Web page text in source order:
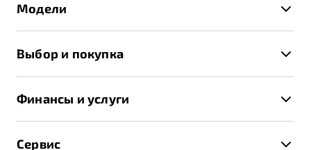
Модели
X70
Выбор и покупка
Спецпредложения и Акции
Записаться на тест-драйв
Финансы и услуги
Сервис